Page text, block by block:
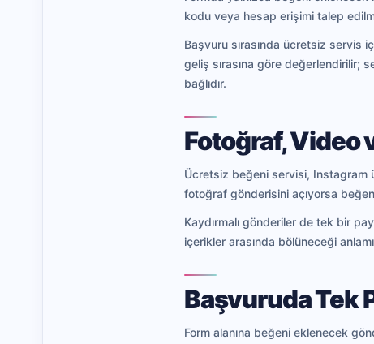
kodu veya hesap erişimi talep
Başvuru sırasında ücretsiz servis
geliş sırasına göre değerlendirilir;
bağlıdır.
Fotoğraf, Video
Ücretsiz beğeni servisi, Instagram
fotoğraf gönderisini açıyorsa
Kaydırmalı gönderiler de tek bir
içerikler arasında bölüneceği
Başvuruda Tek
Form alanına beğeni eklenecek